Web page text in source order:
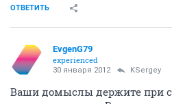
ОТВЕТИТЬ
EvgenG79
experienced
30 января 2012 KSergey
Ваши домыслы держите при